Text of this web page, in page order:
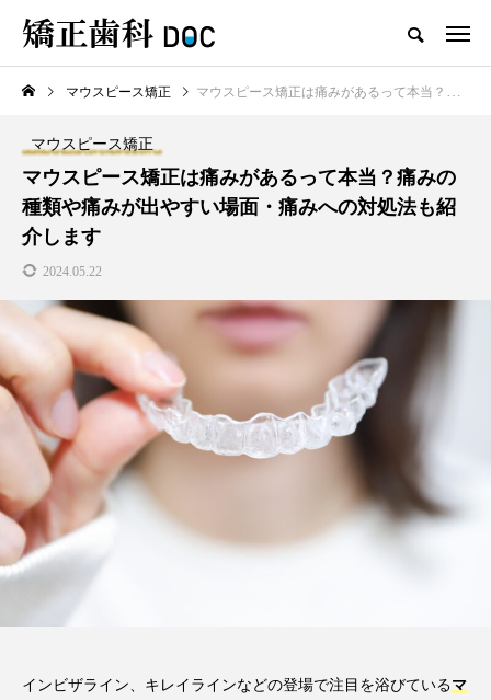
TOP ワイヤー矯正 マウスピース矯正
新着記事
ワイヤー矯正
テスト用_東京都おすすめの矯
正歯科の名医28人
2026.06.12
マウスピース型矯正治療後に
期間や時間、注意点も解説
2025.12.07
注目のトピック
マウスピース矯正 マウスピース矯正は痛みがあるって本当？痛みの種類や痛みが出やすい場面・痛みへの対処法も紹介します
マウスピース矯正
マウスピース矯正は痛みがあるって本当？痛みの
種類や痛みが出やすい場面・痛みへの対処法も紹
介します
2024.05.22
インビザライン、キレイラインなどの登場で注目を浴びているマ